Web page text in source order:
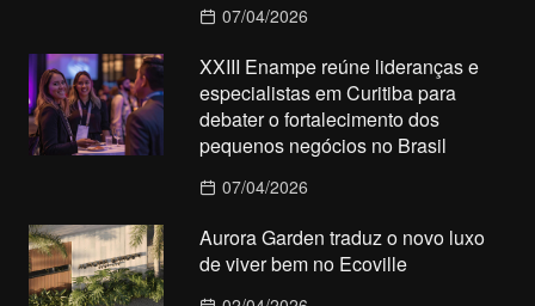
07/04/2026
XXIII Enampe reúne lideranças e
especialistas em Curitiba para
debater o fortalecimento dos
pequenos negócios no Brasil
07/04/2026
Aurora Garden traduz o novo luxo
de viver bem no Ecoville